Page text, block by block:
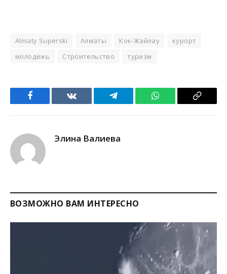
Almaty Superski Алматы Кок-Жайлау
курорт
молодёжь
Строительство туризм
Facebook VKontakteTelegram WhatsApp Copy
Элина Валиева
ВОЗМОЖНО ВАМ ИНТЕРЕСНО